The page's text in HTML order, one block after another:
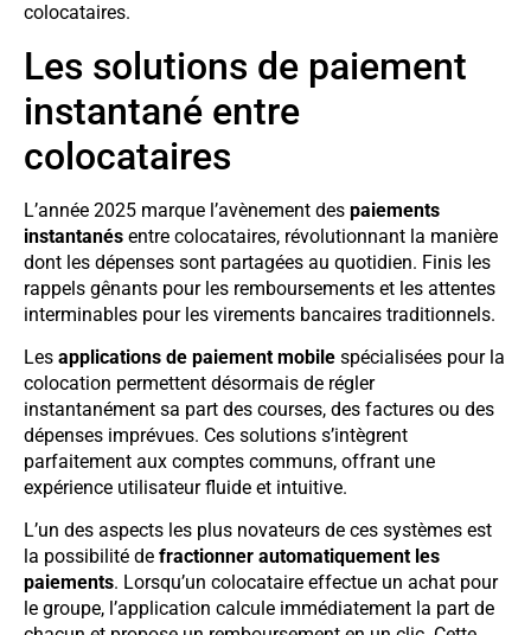
colocataires.
Les solutions de paiement
instantané entre
colocataires
L’année 2025 marque l’avènement des paiements
instantanés entre colocataires, révolutionnant la manière
dont les dépenses sont partagées au quotidien. Finis les
rappels gênants pour les remboursements et les attentes
interminables pour les virements bancaires traditionnels.
Les applications de paiement mobile spécialisées pour la
colocation permettent désormais de régler
instantanément sa part des courses, des factures ou des
dépenses imprévues. Ces solutions s’intègrent
parfaitement aux comptes communs, offrant une
expérience utilisateur fluide et intuitive.
L’un des aspects les plus novateurs de ces systèmes est
la possibilité de fractionner automatiquement les
paiements. Lorsqu’un colocataire effectue un achat pour
le groupe, l’application calcule immédiatement la part de